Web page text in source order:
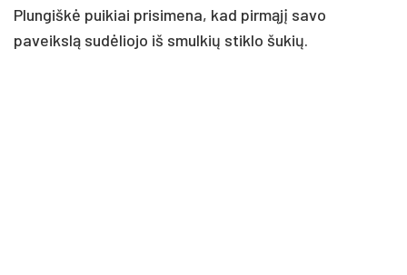
Plungiškė puikiai prisimena, kad pirmąjį savo
paveikslą sudėliojo iš smulkių stiklo šukių.